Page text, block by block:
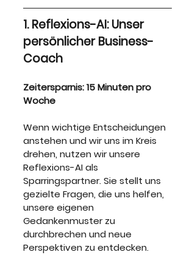
1. Reflexions-AI: Unser
persönlicher Business-
Coach
Zeitersparnis: 15 Minuten pro
Woche
Wenn wichtige Entscheidungen
anstehen und wir uns im Kreis
drehen, nutzen wir unsere
Reflexions-AI als
Sparringspartner. Sie stellt uns
gezielte Fragen, die uns helfen,
unsere eigenen
Gedankenmuster zu
durchbrechen und neue
Perspektiven zu entdecken.